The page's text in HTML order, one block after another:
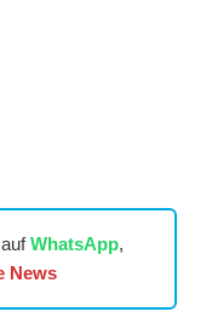
WhatsApp,
News